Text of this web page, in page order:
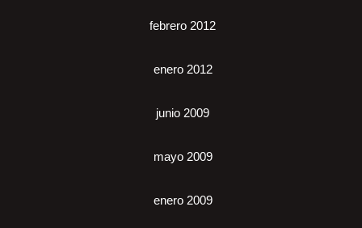
febrero 2012
enero 2012
junio 2009
mayo 2009
enero 2009